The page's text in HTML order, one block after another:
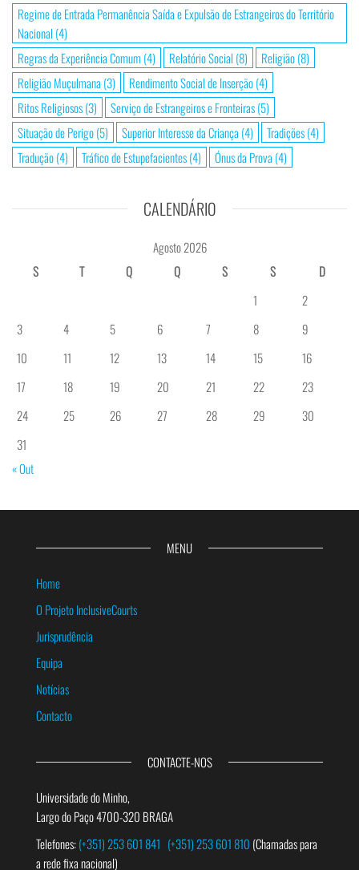
Regime de Entrada Permanência Saída e Expulsão de Estrangeiros do Território
Nacional (4)
Regras da Experiência Comum (4) Relatório Social (8) Religião(8)
Religião Muçulmana (3) Rendimento Social de Inserção(4)
Ritos Religiosos(3) Serviço de Estrangeiros e Fronteiras(5)
Situação de Perigo(5) Superior Interesse da Criança (4) Tradições(4)
Tradução(4) Tráfico de Estupefacientes(4) Ónus da Prova (4)
CALENDÁRIO
Agosto 2026
S
T Q Q S S
D
1
2
3
4 5 6 7 8
9
10
11 12 13 14 15
16
17
18 19 20 21 22
23
24
25 26 27 28 29
30
31
« Out
MENU
Home
O Projeto InclusiveCourts
Jurisprudência
Equipa
Notícias
Contacto
CONTACTE-NOS
Universidade do Minho,
Largo do Paço 4700-320 BRAGA
Telefones:(+351) 253 601 841 (+351) 253 601 810 (Chamadas para
a rede fixa nacional)